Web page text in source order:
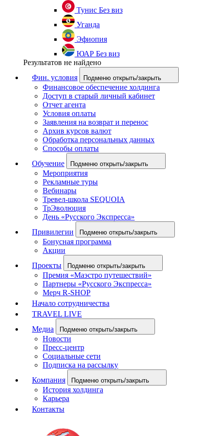
Тунис Без виз
Уганда
Эфиопия
ЮАР Без виз
Результатов не найдено
Фин. условия
Подменю открыть/закрыть
Финансовое обеспечение холдинга
Доступ в старый личный кабинет
Отчет агента
Условия оплаты
Заявления на возврат и перенос
Архив курсов валют
Обработка персональных данных
Способы оплаты
Обучение
Подменю открыть/закрыть
Мероприятия
Рекламные туры
Вебинары
Тревел-школа SEQUOIA
ТрЭволюция
День «Русского Экспресса»
Привилегии
Подменю открыть/закрыть
Бонусная программа
Акции
Проекты
Подменю открыть/закрыть
Премия «Маэстро путешествий»
Партнеры «Русского Экспресса»
Мерч R-SHOP
Начало сотрудничества
TRAVEL LIVE
Медиа
Подменю открыть/закрыть
Новости
Пресс-центр
Социальные сети
Подписка на рассылку
Компания
Подменю открыть/закрыть
История холдинга
Карьера
Контакты